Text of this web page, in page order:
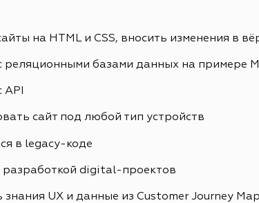
на HTML и CSS, вносить изменения в
реляционными базами данных на примере
API
сайт под любой тип устройств
в legacy-коде
разработкой digital-проектов
знания UX и данные из Customer Journey Map